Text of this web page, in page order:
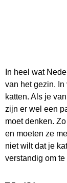
In heel wat
van het gezin.
katten. Als je
zijn er wel een
moet denken.
en moeten ze
niet wilt dat je
verstandig om